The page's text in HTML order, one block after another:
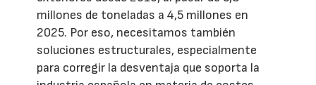
millones de toneladas a 4,5 millones en
2025. Por eso, necesitamos también
soluciones estructurales, especialmente
para corregir la desventaja que soporta la